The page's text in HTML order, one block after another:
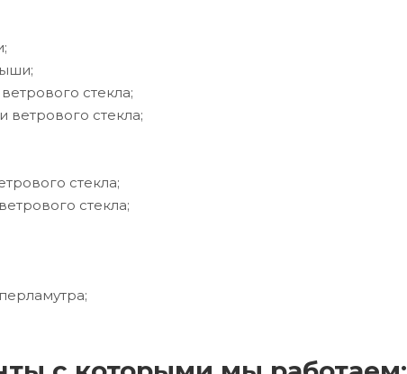
стекла;
ветрового стекла;
стекла;
стекла;